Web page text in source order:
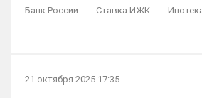
Банк России Ставка ИЖК
21 октября 2025 17:35